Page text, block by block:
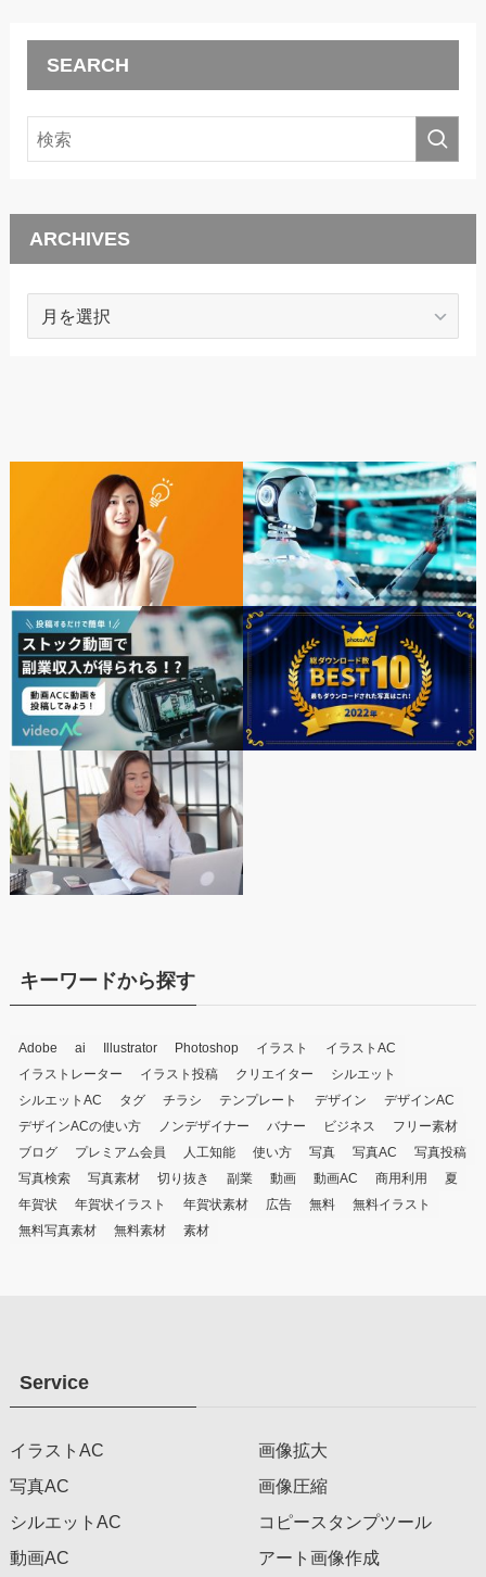
SEARCH
ARCHIVES
ARCHIVES
キーワードから探す
Adobe ai Illustrator Photoshop イラスト
イラストAC
イラストレーター
イラスト投稿 クリエイター
シルエット
シルエットAC
タグ チラシ テンプレート デザイン
デザインAC
デザインACの使い方
ノンデザイナー バナー ビジネス
フリー素材
ブログ
プレミアム会員 人工知能 使い方 写真 写真AC
写真投稿
写真検索
写真素材 切り抜き 副業 動画 動画AC 商用利用
夏
年賀状
年賀状イラスト 年賀状素材 広告 無料
無料イラスト
無料写真素材
無料素材 素材
Service
イラストAC
写真AC
シルエットAC
動画AC
画像拡大
画像圧縮
コピースタンプツール
アート画像作成